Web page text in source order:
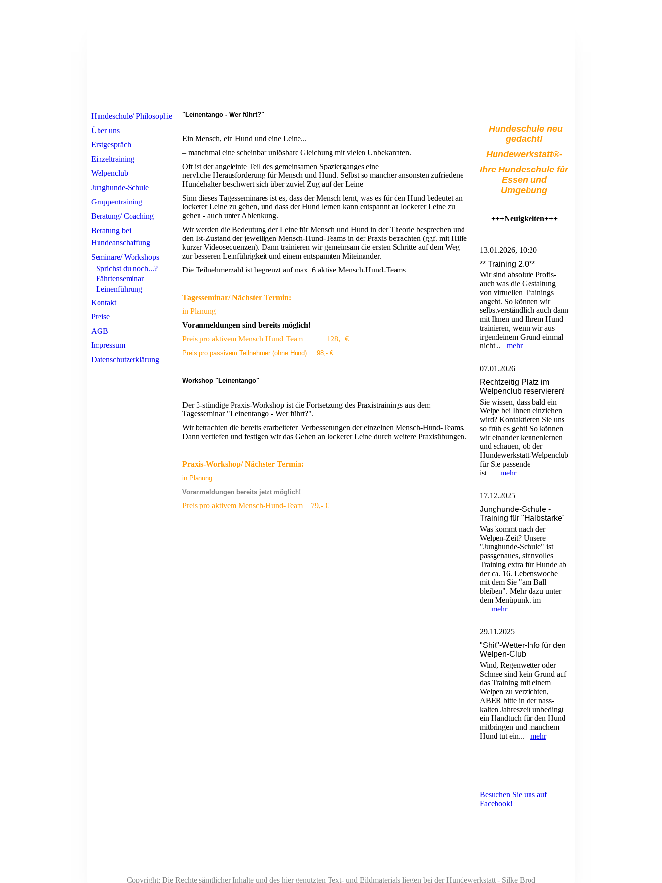
Hundeschule/ Philosophie
Über uns
Erstgespräch
Einzeltraining
Welpenclub
Junghunde-Schule
Gruppentraining
Beratung/ Coaching
Beratung bei
Hundeanschaffung
Seminare/ Workshops
Sprichst du noch...?
Fährtenseminar
Leinenführung
Kontakt
Preise
AGB
Impressum
Datenschutzerklärung
"Leinentango - Wer führt?"
Ein Mensch, ein Hund und eine Leine...
– manchmal eine scheinbar unlösbare Gleichung mit vielen Unbekannten.
Oft ist der angeleinte Teil des gemeinsamen Spazierganges eine
nervliche Herausforderung für Mensch und Hund. Selbst so mancher ansonsten zufriedene
Hundehalter beschwert sich über zuviel Zug auf der Leine.
Sinn dieses Tagesseminares ist es, dass der Mensch lernt, was es für den Hund bedeutet an
lockerer Leine zu gehen, und dass der Hund lernen kann entspannt an lockerer Leine zu
gehen - auch unter Ablenkung.
Wir werden die Bedeutung der Leine für Mensch und Hund in der Theorie besprechen und
den Ist-Zustand der jeweiligen Mensch-Hund-Teams in der Praxis betrachten (ggf. mit Hilfe
kurzer Videosequenzen). Dann trainieren wir gemeinsam die ersten Schritte auf dem Weg
zur besseren Leinführigkeit und einem entspannten Miteinander.
Die Teilnehmerzahl ist begrenzt auf max. 6 aktive Mensch-Hund-Teams.
Tagesseminar/ Nächster Termin:
in Planung
Voranmeldungen sind bereits möglich!
Preis pro aktivem Mensch-Hund-Team 128,- €
Preis pro passivem Teilnehmer (ohne Hund) 98,- €
Workshop "Leinentango"
Der 3-stündige Praxis-Workshop ist die Fortsetzung des Praxistrainings aus dem
Tagesseminar "Leinentango - Wer führt?".
Wir betrachten die bereits erarbeiteten Verbesserungen der einzelnen Mensch-Hund-Teams.
Dann vertiefen und festigen wir das Gehen an lockerer Leine durch weitere Praxisübungen.
Praxis-Workshop/ Nächster Termin:
in Planung
Voranmeldungen bereits jetzt möglich!
Preis pro aktivem Mensch-Hund-Team 79,- €
Hundeschule neu
gedacht!
Hundewerkstatt®-
Ihre Hundeschule für
Essen und
Umgebung
+++Neuigkeiten+++
13.01.2026, 10:20
** Training 2.0**
Wir sind absolute Profis-
auch was die Gestaltung
von virtuellen Trainings
angeht. So können wir
selbstverständlich auch dann
mit Ihnen und Ihrem Hund
trainieren, wenn wir aus
irgendeinem Grund einmal
nicht... mehr
07.01.2026
Rechtzeitig Platz im
Welpenclub reservieren!
Sie wissen, dass bald ein
Welpe bei Ihnen einziehen
wird? Kontaktieren Sie uns
so früh es geht! So können
wir einander kennenlernen
und schauen, ob der
Hundewerkstatt-Welpenclub
für Sie passende
ist.... mehr
17.12.2025
Junghunde-Schule -
Training für "Halbstarke"
Was kommt nach der
Welpen-Zeit? Unsere
"Junghunde-Schule" ist
passgenaues, sinnvolles
Training extra für Hunde ab
der ca. 16. Lebenswoche
mit dem Sie "am Ball
bleiben". Mehr dazu unter
dem Menüpunkt im
... mehr
29.11.2025
"Shit"-Wetter-Info für den
Welpen-Club
Wind, Regenwetter oder
Schnee sind kein Grund auf
das Training mit einem
Welpen zu verzichten,
ABER bitte in der nass-
kalten Jahreszeit unbedingt
ein Handtuch für den Hund
mitbringen und manchem
Hund tut ein... mehr
Besuchen Sie uns auf
Facebook!
Copyright: Die Rechte sämtlicher Inhalte und des hier genutzten Text- und Bildmaterials liegen bei der Hundewerkstatt - Silke Brod